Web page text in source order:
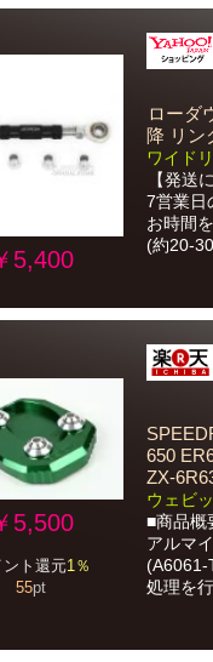
5,400
ローダ
降 リン
ワイド
【発送
7営業日
お時間
(約20-
5,500
ト還元1％
55pt
650
ZX-
ウェビ
■商品概
アルマ
(A6061-
処理を